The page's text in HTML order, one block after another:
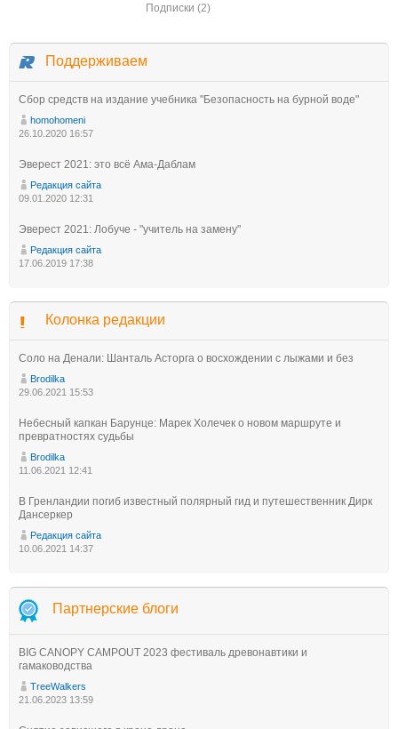
Подписки (2)
Поддерживаем
Сбор средств на издание учебника "Безопасность на бурной воде"
homohomeni
26.10.2020 16:57
Эверест 2021: это всё Ама-Даблам
Редакция сайта
09.01.2020 12:31
Эверест 2021: Лобуче - "учитель на замену"
Редакция сайта
17.06.2019 17:38
Колонка редакции
Соло на Денали: Шанталь Асторга о восхождении с лыжами и без
Brodilka
29.06.2021 15:53
Небесный капкан Барунце: Марек Холечек о новом маршруте и
превратностях судьбы
Brodilka
11.06.2021 12:41
В Гренландии погиб известный полярный гид и путешественник Дирк
Дансеркер
Редакция сайта
10.06.2021 14:37
Партнерские блоги
BIG CANOPY CAMPOUT 2023 фестиваль древонавтики и
гамаководства
TreeWalkers
21.06.2023 13:59